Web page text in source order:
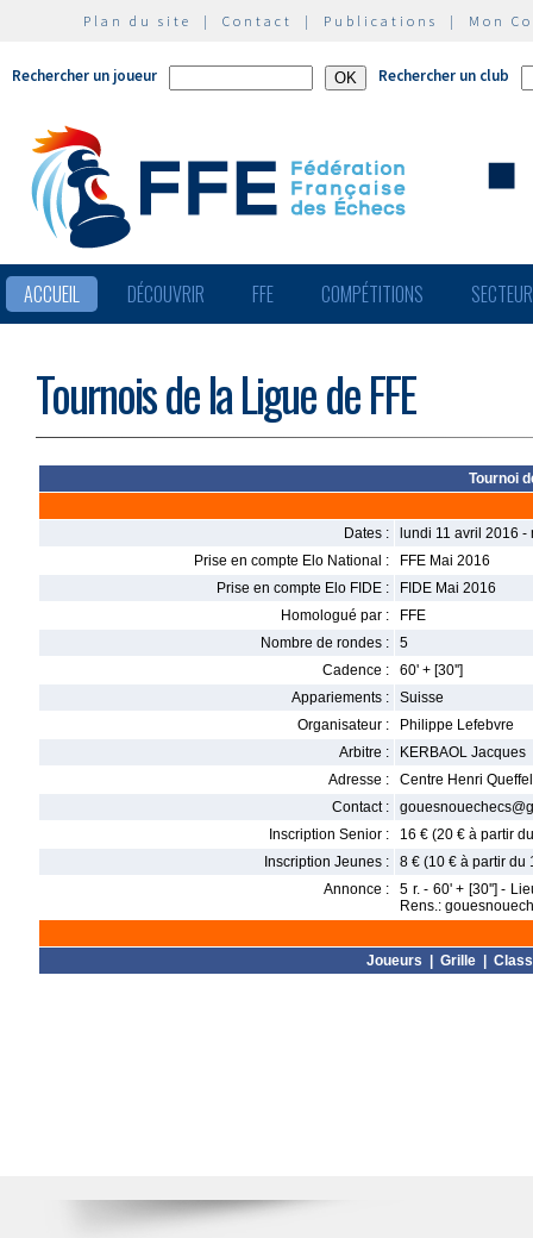
Plan du site | Contact | Publications | Mon
Rechercher un joueur Rechercher un club
ACCUEIL DÉCOUVRIR FFE COMPÉTITIONS
Tournois de la Ligue de FFE
Tournoi
Dates :
lundi 11 avril 2016
Prise en compte Elo National :
FFE Mai 2016
Prise en compte Elo FIDE :
FIDE Mai 2016
Homologué par :
FFE
Nombre de rondes :
5
Cadence :
60' + [30'']
Appariements :
Suisse
Organisateur :
Philippe Lefebvre
Arbitre :
KERBAOL Jacques
Adresse :
Centre Henri
Contact :
Inscription Senior :
16 € (20 € à partir
Inscription Jeunes :
8 € (10 € à partir du
Annonce :
5 r. - 60' + [30''] -
Rens.:
Joueurs Grille